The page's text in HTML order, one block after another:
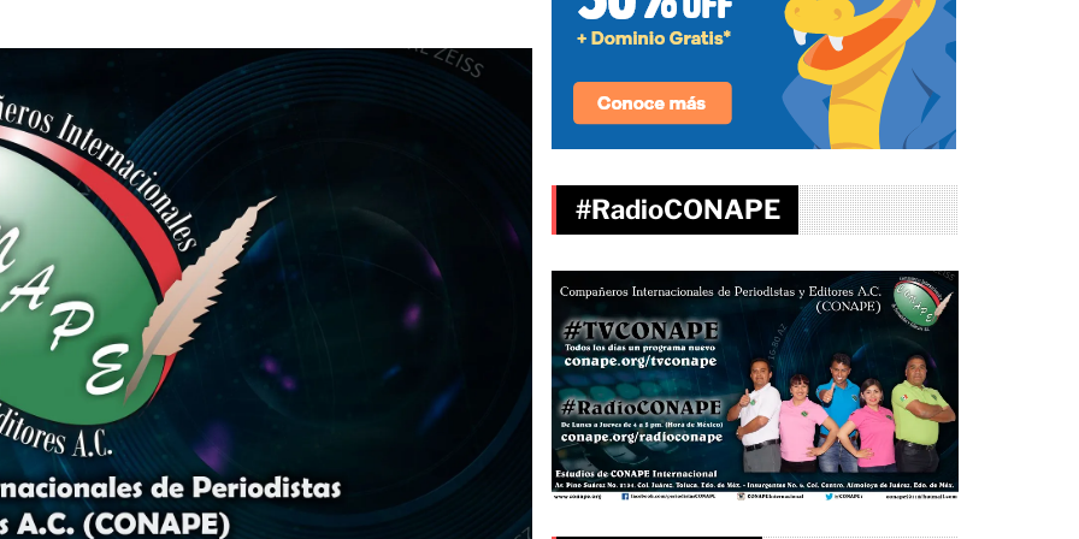
#RadioCONAPE